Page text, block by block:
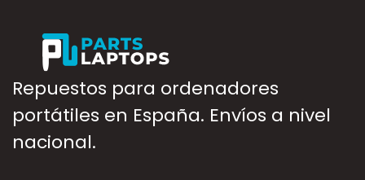
Repuestos para ordenadores
portátiles en España. Envíos a nivel
nacional.